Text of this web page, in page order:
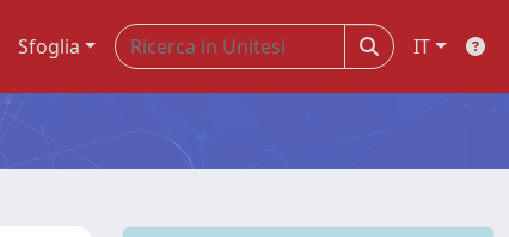
Sfoglia IT